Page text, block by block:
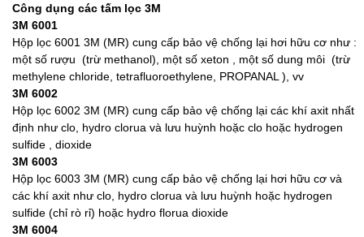
Công dụng các tấm lọc 3M
3M 6001
Hộp lọc 6001 3M (MR) cung cấp bảo vệ chống lại hơi hữu cơ như :
một số rượu (trừ methanol), một số xeton , một số dung môi (trừ
methylene chloride, tetrafluoroethylene, PROPANAL ), vv
3M 6002
Hộp lọc 6002 3M (MR) cung cấp bảo vệ chống lại các khí axit nhất
định như clo, hydro clorua và lưu huỳnh hoặc clo hoặc hydrogen
sulfide , dioxide
3M 6003
Hộp lọc 6003 3M (MR) cung cấp bảo vệ chống lại hơi hữu cơ và
các khí axit như clo, hydro clorua và lưu huỳnh hoặc hydrogen
sulfide (chỉ rò rỉ) hoặc hydro florua dioxide
3M 6004